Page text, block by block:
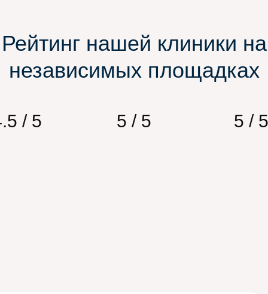
Рейтинг нашей клиники на
независимых площадках
/ 5 5 / 5 5 / 5